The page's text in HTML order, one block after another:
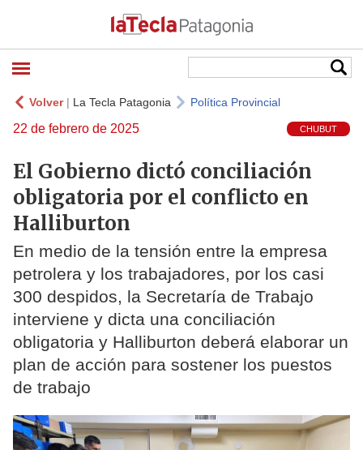
Volver| La Tecla Patagonia Política Provincial
22 de febrero de 2025 CHUBUT
El Gobierno dictó conciliación
obligatoria por el conflicto en
Halliburton
En medio de la tensión entre la empresa
petrolera y los trabajadores, por los casi
300 despidos, la Secretaría de Trabajo
interviene y dicta una conciliación
obligatoria y Halliburton deberá elaborar un
plan de acción para sostener los puestos
de trabajo